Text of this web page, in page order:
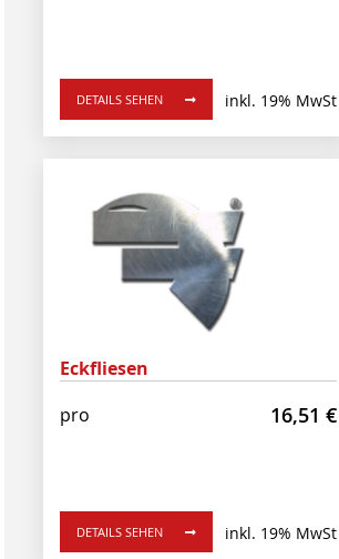
DETAILS SEHEN inkl. 19% MwSt
Eckfliesen
pro
16,51 €
DETAILS SEHEN inkl. 19% MwSt